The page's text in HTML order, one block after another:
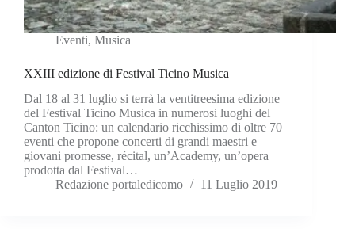
Eventi, Musica
XXIII edizione di Festival Ticino Musica
Dal 18 al 31 luglio si terrà la ventitreesima edizione
del Festival Ticino Musica in numerosi luoghi del
Canton Ticino: un calendario ricchissimo di oltre 70
eventi che propone concerti di grandi maestri e
giovani promesse, récital, un’Academy, un’opera
prodotta dal Festival…
Redazione portaledicomo
11 Luglio 2019